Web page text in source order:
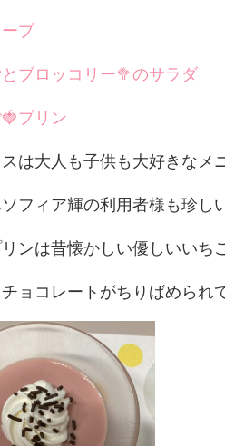
プ
ブロッコリー🥦のサラダ
プリン
は大人も子供も大好きなメ
フィア輝の利用者様も珍し
ンは昔懐かしい優しいいち
ョコレートがちりばめられ